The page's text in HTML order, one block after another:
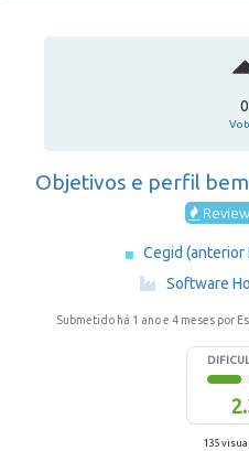
0
Objetivos e perfil
Cegid (anterior
Software
Submetido há 1 ano e 4 meses por
135